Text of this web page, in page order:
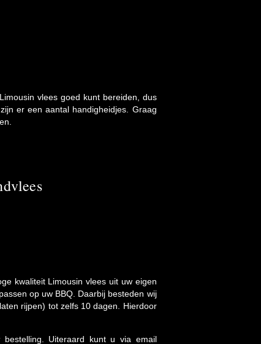
vlees goed kunt bereiden, dus
er een aantal handigheidjes. Graag
kwaliteit Limousin vlees uit uw eigen
op uw BBQ. Daarbij besteden wij
rijpen) tot zelfs 10 dagen. Hierdoor
Uiteraard kunt u via email